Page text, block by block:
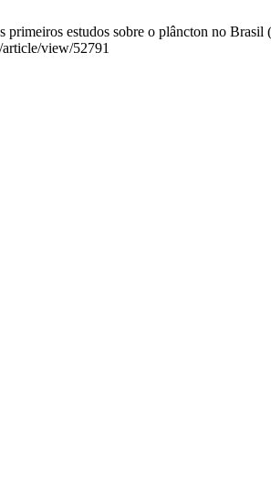
estudos sobre o plâncton no
view/52791